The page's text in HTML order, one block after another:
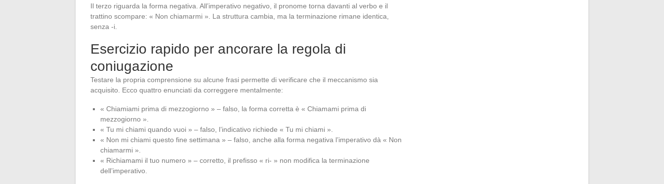
Il terzo riguarda la forma negativa. All’imperativo negativo, il pronome torna davanti al verbo e il
trattino scompare: « Non chiamarmi ». La struttura cambia, ma la terminazione rimane identica,
senza -i.
Esercizio rapido per ancorare la regola di
coniugazione
Testare la propria comprensione su alcune frasi permette di verificare che il meccanismo sia
acquisito. Ecco quattro enunciati da correggere mentalmente:
« Chiamiami prima di mezzogiorno » – falso, la forma corretta è « Chiamami prima di
mezzogiorno ».
« Tu mi chiami quando vuoi » – falso, l’indicativo richiede « Tu mi chiami ».
« Non mi chiami questo fine settimana » – falso, anche alla forma negativa l’imperativo dà « Non
chiamarmi ».
« Richiamami il tuo numero » – corretto, il prefisso « ri- » non modifica la terminazione
dell’imperativo.